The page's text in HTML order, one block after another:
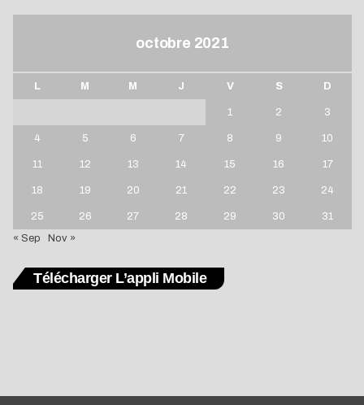
octobre 2021
L M M J V S D
1 2 3
4 5 6 7 8 9 10
11 12 13 14 15 16 17
18 19 20 21 22 23 24
25 26 27 28 29 30
31
« Sep
Nov »
Télécharger L’appli Mobile